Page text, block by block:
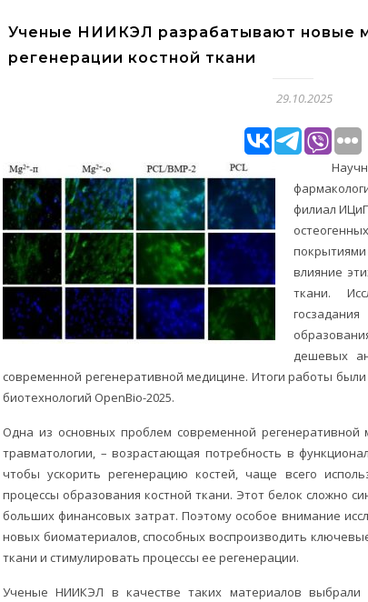
Ученые НИИКЭЛ разрабатывают новые
регенерации костной ткани
29.10.2025
филиал
влияние
ткани.
дешевых
современной регенеративной медицине. Итоги работы
биотехнологий OpenBio-2025.
Одна из основных проблем современной регенеративной
травматологии, – возрастающая потребность в
чтобы ускорить регенерацию костей, чаще всего
процессы образования костной ткани. Этот белок сложно
больших финансовых затрат. Поэтому особое внимание
новых биоматериалов, способных воспроизводить
ткани и стимулировать процессы ее регенерации.
Ученые НИИКЭЛ в качестве таких материалов